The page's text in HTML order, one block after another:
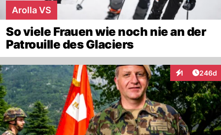
Arolla VS
So viele Frauen wie noch nie an der
Patrouille des Glaciers
1
Interaktionen
246d